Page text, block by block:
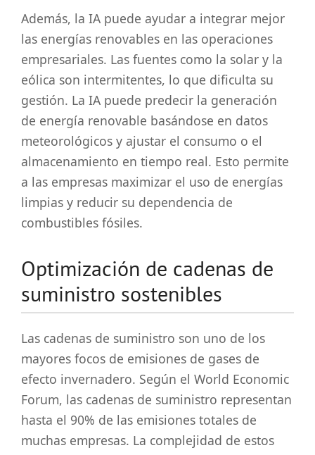
Además, la IA puede ayudar a integrar mejor
las energías renovables en las operaciones
empresariales. Las fuentes como la solar y la
eólica son intermitentes, lo que dificulta su
gestión. La IA puede predecir la generación
de energía renovable basándose en datos
meteorológicos y ajustar el consumo o el
almacenamiento en tiempo real. Esto permite
a las empresas maximizar el uso de energías
limpias y reducir su dependencia de
combustibles fósiles.
Optimización de cadenas de
suministro sostenibles
Las cadenas de suministro son uno de los
mayores focos de emisiones de gases de
efecto invernadero. Según el World Economic
Forum, las cadenas de suministro representan
hasta el 90% de las emisiones totales de
muchas empresas. La complejidad de estos